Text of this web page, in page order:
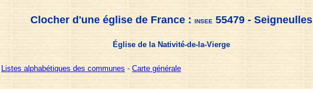
Clocher d'une église de France : INSEE 55479 - Seigneulles
Église de la Nativité-de-la-Vierge
Listes alphabétiques des communes - Carte générale